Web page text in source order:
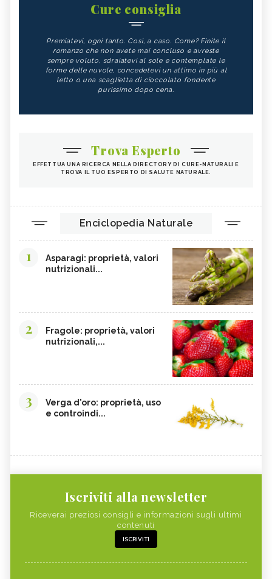
Cure consiglia
Premiatevi, ogni tanto. Così, a caso. Come? Finite il
romanzo che non avete mai concluso e avreste
sempre voluto, sdraiatevi al sole e contemplate le
forme delle nuvole, concedetevi un attimo in più al
letto o una scaglietta di cioccolato fondente
purissimo dopo cena.
Trova Esperto
EFFETTUA UNA RICERCA NELLA DIRECTORY DI CURE-NATURALI E
TROVA IL TUO ESPERTO DI SALUTE NATURALE.
Enciclopedia Naturale
1
Asparagi: proprietà, valori
nutrizionali...
2
Fragole: proprietà, valori
nutrizionali,...
3
Verga d'oro: proprietà, uso
e controindi...
Iscriviti alla newsletter
Riceverai preziosi consigli e informazioni sugli ultimi
contenuti
ISCRIVITI